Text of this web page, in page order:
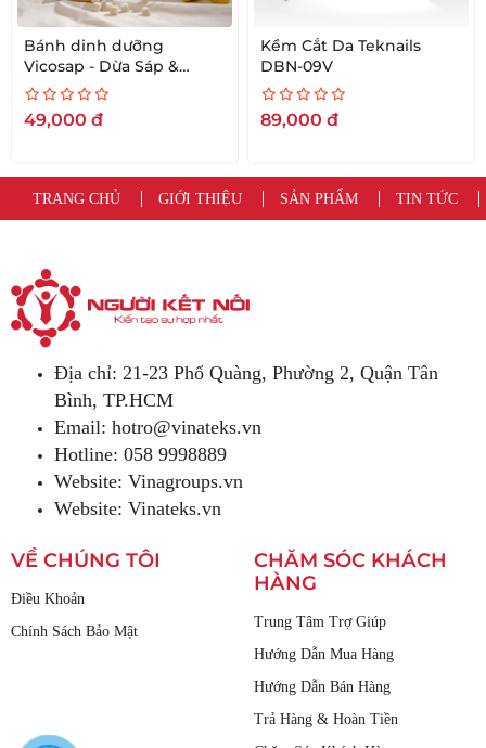
Bánh dinh dưỡng
Vicosap - Dừa Sáp &
Chuối [18g]
49,000 đ
Kềm Cắt Da Teknails
DBN-09V
89,000 đ
TRANG CHỦ GIỚI THIỆU SẢN PHẨM TIN TỨC
Địa chỉ: 21-23 Phổ Quàng, Phường 2, Quận Tân
Bình, TP.HCM
Email: hotro@vinateks.vn
Hotline: 058 9998889
Website: Vinagroups.vn
Website: Vinateks.vn
VỀ CHÚNG TÔI
Điều Khoản
Chính Sách Bảo Mật
CHĂM SÓC KHÁCH
HÀNG
Trung Tâm Trợ Giúp
Hướng Dẫn Mua Hàng
Hướng Dẫn Bán Hàng
Trả Hàng & Hoàn Tiền